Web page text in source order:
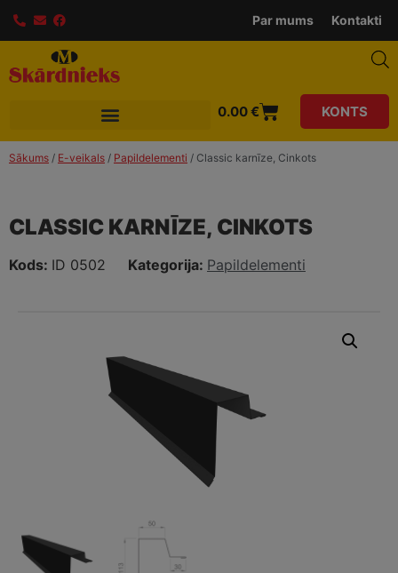
Par mums Kontakti
0.00€ KONTS
Sākums / E-veikals / Papildelementi / Classic karnīze, Cinkots
CLASSIC KARNĪZE, CINKOTS
Kods: ID 0502 Kategorija: Papildelementi